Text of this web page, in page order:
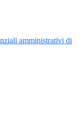
amministrativi di